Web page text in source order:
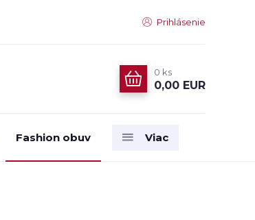
Prihlásenie
0 ks
0,00 EUR
Fashion obuv Viac